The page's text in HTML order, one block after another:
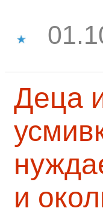
Деца
и